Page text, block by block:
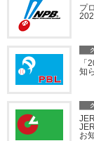
プ
「
知
お